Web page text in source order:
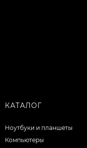
КАТАЛОГ
Ноутбуки и планшеты
Компьютеры